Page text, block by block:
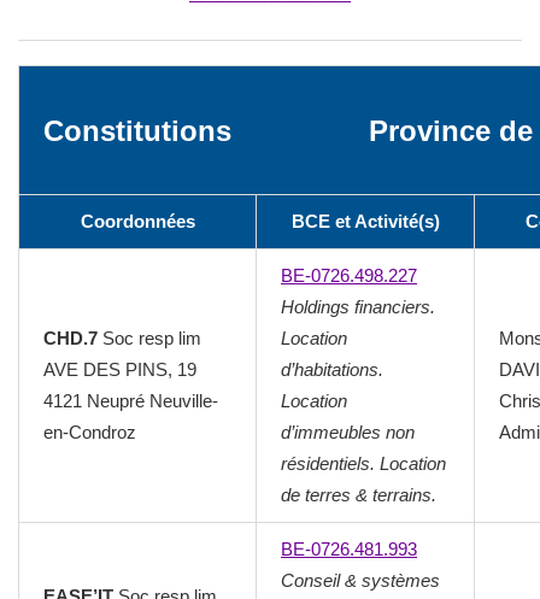
Constitutions Province
Coordonnées BCE et Activité(s)
CHD.7 Soc resp lim
AVE DES PINS, 19
4121 Neupré Neuville-
en-Condroz
BE-0726.498.227
Holdings financiers.
Location
d’habitations.
Location
d’immeubles non
résidentiels. Location
de terres & terrains.
BE-0726.481.993
Conseil & systèmes